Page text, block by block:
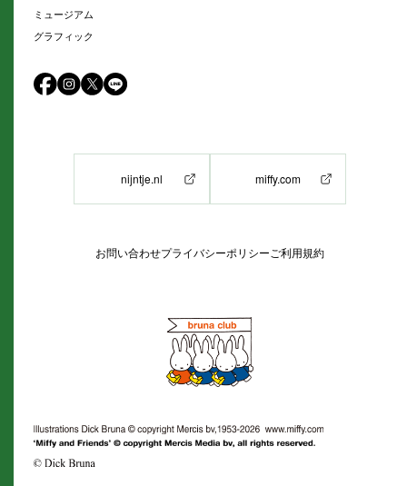
ミュージアム
グラフィック
nijntje.nl miffy.com
お問い合わせプライバシーポリシーご利用規約